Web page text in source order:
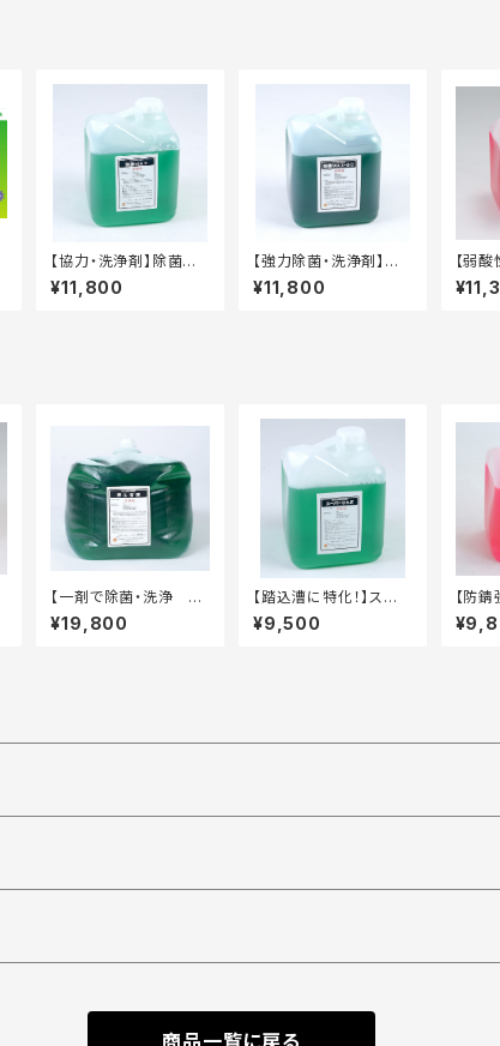
【協力・洗浄剤】除菌MA
X 10kg タフテナー
容器
¥11,800
【強力除菌・洗浄剤】除
菌MAX－SC 10kg
タフテナー容器
¥11,800
【弱
プ
テナ
【一剤で除菌・洗浄 ア
レルゲン対策】衛生習
慣 20kg キュービテ
¥19,800
【踏込漕に特化！】スー
パーじゃぶ 10kg タ
フテナー容器
¥9,500
【防
ップ
テナ
商品一覧に戻る